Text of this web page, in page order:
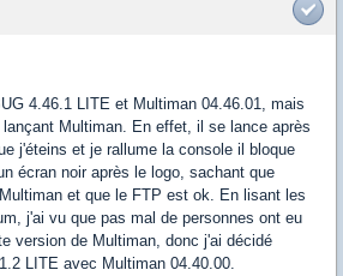
4.46.1 LITE et Multiman 04.46.01, mais
Multiman. En effet, il se lance après
j'éteins et je rallume la console il bloque
écran noir après le logo, sachant que
et que le FTP est ok. En lisant les
j'ai vu que pas mal de personnes ont eu
version de Multiman, donc j'ai décidé
LITE avec Multiman 04.40.00.